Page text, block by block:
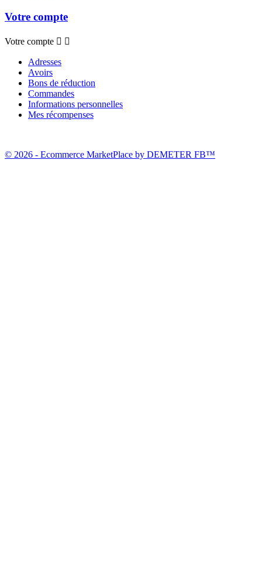
Votre compte
Votre compte  
Adresses
Avoirs
Bons de réduction
Commandes
Informations personnelles
Mes récompenses
© 2026 - Ecommerce MarketPlace by DEMETER FB™